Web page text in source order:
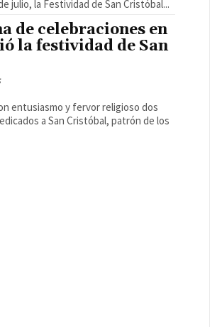
julio, la Festividad de San Cristóbal...
de celebraciones en
la festividad de San
entusiasmo y fervor religioso dos
a San Cristóbal, patrón de los